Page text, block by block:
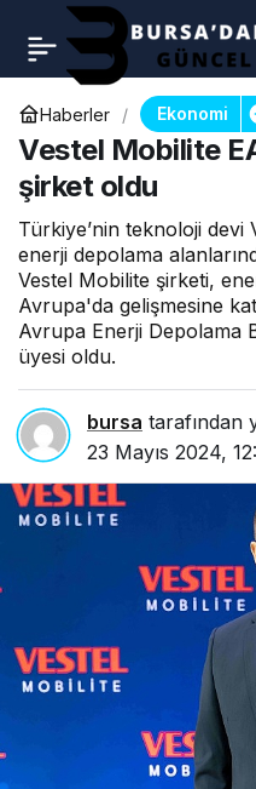
Haberler Ekonomi
Vestel Mobilite
şirket oldu
Türkiye’nin teknoloji devi
enerji depolama
Vestel Mobilite şirketi,
Avrupa'da gelişmesine
Avrupa Enerji Depolama
üyesi oldu.
bursa tarafından
23 Mayıs 2024,